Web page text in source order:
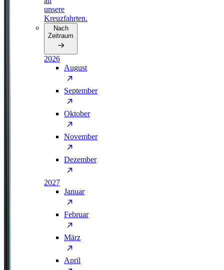
unsere
Kreuzfahrten.
Nach
Zeitraum
2026
August
September
Oktober
November
Dezember
2027
Januar
Februar
März
April